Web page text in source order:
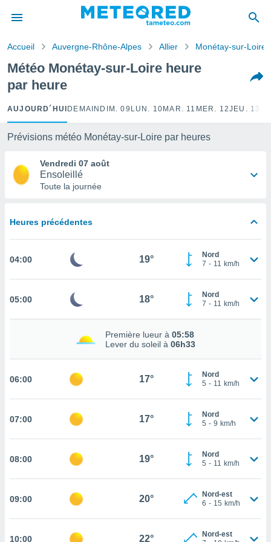
de
a
par
des
de
des
sur
»,
Accueil Auvergne-Rhône-Alpes Allier Monétay-sur-Loire
Météo Monétay-sur-Loire heure
par heure
AUJOURD´HUI DEMAIN DIM. 09 LUN. 10 MAR. 11 MER. 12JEU. 13
Prévisions météo Monétay-sur-Loire par heures
Vendredi 07 août
Ensoleillé
Toute la journée
Heures précédentes
04:00 19°
Nord
7 - 11 km/h
05:00 18°
Nord
7 - 11 km/h
Première lueur à 05:58
Lever du soleil à 06h33
06:00 17°
Nord
5 - 11 km/h
07:00 17°
Nord
5 - 9 km/h
08:00 19°
Nord
5 - 11 km/h
09:00 20°
Nord-est
6 - 15 km/h
10:00 22°
Nord-est